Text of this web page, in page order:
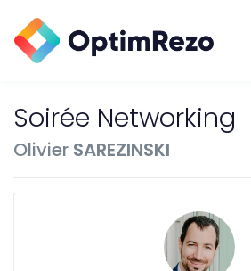
Soirée Networking
Olivier SAREZINSKI